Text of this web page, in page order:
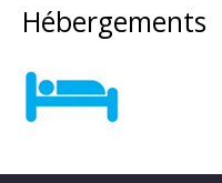
Hébergements